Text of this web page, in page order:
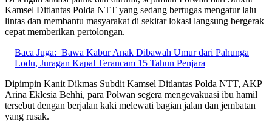
Kamsel Ditlantas Polda NTT yang sedang bertugas mengatur lalu
lintas dan membantu masyarakat di sekitar lokasi langsung bergerak
cepat memberikan pertolongan.
Baca Juga: Bawa Kabur Anak Dibawah Umur dari Pahunga
Lodu, Juragan Kapal Terancam 15 Tahun Penjara
Dipimpin Kanit Dikmas Subdit Kamsel Ditlantas Polda NTT, AKP
Arina Eklesia Behhi, para Polwan segera mengevakuasi ibu hamil
tersebut dengan berjalan kaki melewati bagian jalan dan jembatan
yang rusak.